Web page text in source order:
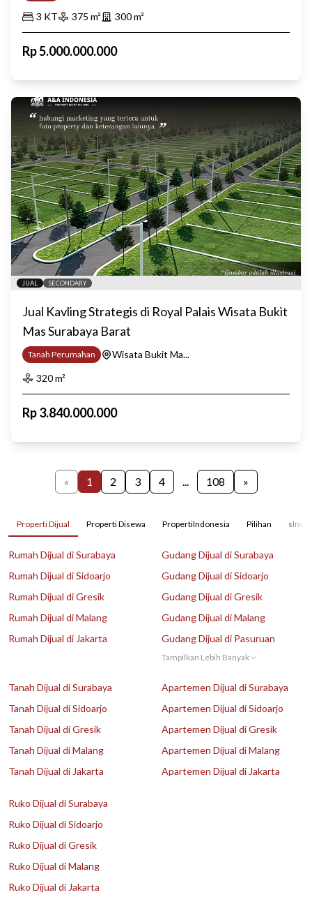
3 KT 375 m² 300m²
Rp5.000.000.000
JUAL SECONDARY
Jual Kavling Strategis di Royal Palais Wisata Bukit
Mas Surabaya Barat
Tanah Perumahan
Wisata Bukit Ma...
320m²
Rp3.840.000.000
« 1 2 3 4 ... 108 »
Properti Dijual Properti Disewa PropertiIndonesia Pilihan
Rumah Dijual di Surabaya
Rumah Dijual di Sidoarjo
Rumah Dijual di Gresik
Rumah Dijual di Malang
Rumah Dijual di Jakarta
Gudang Dijual di Surabaya
Gudang Dijual di Sidoarjo
Gudang Dijual di Gresik
Gudang Dijual di Malang
Gudang Dijual di Pasuruan
Tampilkan Lebih Banyak
Tanah Dijual di Surabaya
Tanah Dijual di Sidoarjo
Tanah Dijual di Gresik
Tanah Dijual di Malang
Tanah Dijual di Jakarta
Apartemen Dijual di Surabaya
Apartemen Dijual di Sidoarjo
Apartemen Dijual di Gresik
Apartemen Dijual di Malang
Apartemen Dijual di Jakarta
Ruko Dijual di Surabaya
Ruko Dijual di Sidoarjo
Ruko Dijual di Gresik
Ruko Dijual di Malang
Ruko Dijual di Jakarta